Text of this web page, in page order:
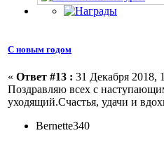
С новым годом
« Ответ #13 : 31 Декабря 2018,
Поздравляю всех с
уходящий.Счастья, удачи и
Bernette340